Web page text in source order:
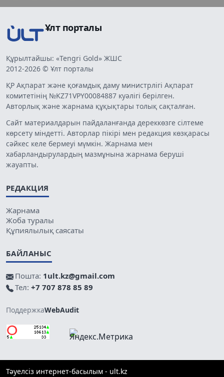
Ұлт порталы
Құрылтайшы: «Tengri Gold» ЖШС
2012-2026 © Ұлт порталы
ҚР Ақпарат және қоғамдық даму министрлігі Ақпарат
комитетінің №KZ71VPY00084887 куәлігі берілген.
Авторлық және жарнама құқықтары толық сақталған.
Сайт материалдарын пайдаланғанда дереккөзге сілтеме
көрсету міндетті. Авторлар пікірі мен редакция көзқарасы
сәйкес келе бермеуі мүмкін. Жарнама мен
хабарландырулардың мазмұнына жарнама беруші
жауапты.
РЕДАКЦИЯ
Жарнама
Жоба туралы
Құпиялылық саясаты
БАЙЛАНЫС
Пошта: 1ult.kz@gmail.com
Тел: +7 707 878 85 89
ПоддержкаWebAudit
Тәуелсіз интернет-басылым - ult.kz